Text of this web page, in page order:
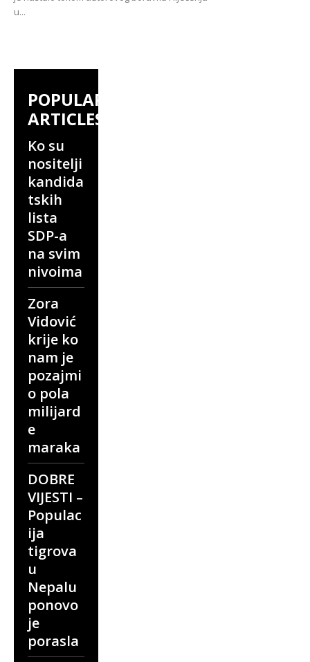
u...
POPULAR
ARTICLES
Ko su
nositelji
kandida
tskih
lista
SDP-a
na svim
nivoima
Zora
Vidović
krije ko
nam je
pozajmi
o pola
milijard
e
maraka
DOBRE
VIJESTI –
Populac
ija
tigrova
u
Nepalu
ponovo
je
porasla